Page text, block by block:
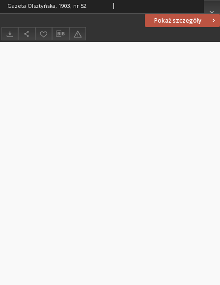
Pokaż szczegóły
Gazeta Olsztyńska, 1903, nr 52